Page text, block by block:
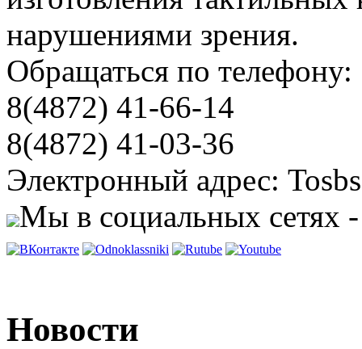
нарушениями зрения.
Обращаться по телефону:
8(4872) 41-66-14
8(4872) 41-03-36
Электронный адрес:
Мы в социальных сетях
Новости